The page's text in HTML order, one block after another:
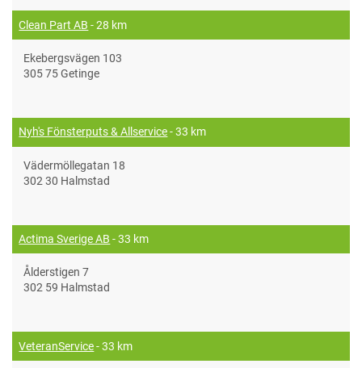
Clean Part AB - 28 km
Ekebergsvägen 103
305 75 Getinge
Nyh's Fönsterputs & Allservice- 33 km
Vädermöllegatan 18
302 30 Halmstad
Actima Sverige AB - 33 km
Ålderstigen 7
302 59 Halmstad
VeteranService- 33 km